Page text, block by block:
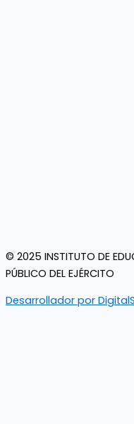
© 2025 INSTITUTO DE
PÚBLICO DEL EJÉRCITO
Desarrollador por